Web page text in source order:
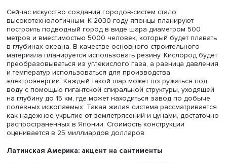
По мнению Ильи Дуничкина, наиболее сильными
отраслями в Японии являются автомобильная
промышленность, такие виды искусства, как икебана,
мультипликация и аниме, а также градостроительное
искусство, в частности создание городов-систем. О
системах он рассказал на примере острова Хасимы,
из скалы-шахты для добычи угля в Восточно-
превратился в микрогород Гункандзима (в переводе —
крейсер). В 1959 году на шести с небольшим гектарах
из которых только 60% были населены, жило 5259
Практически все постройки жилых кварталов
лабиринт крытых лестниц, коридоров и галерей.
Распределение жилья отражало строгую социальную
нерентабельной, шахты закрылись, и остров-город